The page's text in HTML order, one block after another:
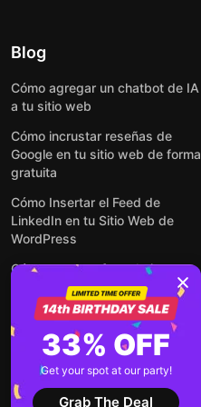
Blog
Cómo agregar un chatbot de IA
a tu sitio web
Cómo incrustar reseñas de
Google en tu sitio web de forma
gratuita
Cómo Insertar el Feed de
LinkedIn en tu Sitio Web de
WordPress
Cómo crear un formulario para
WordPress: de manera simple y
rápida
Cómo incrustar formularios en
cualquier sitio web en línea y
gratis
Ver todas las entradas
33% OFF
Get your spot at our party!
Grab The Deal